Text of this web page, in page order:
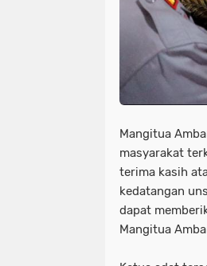
Mangitua
masyarakat
terima kasih
kedatangan
dapat
Mangitua